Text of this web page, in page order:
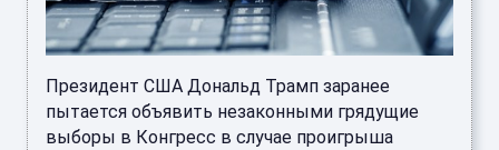
Президент США Дональд Трамп заранее
пытается объявить незаконными грядущие
выборы в Конгресс в случае проигрыша